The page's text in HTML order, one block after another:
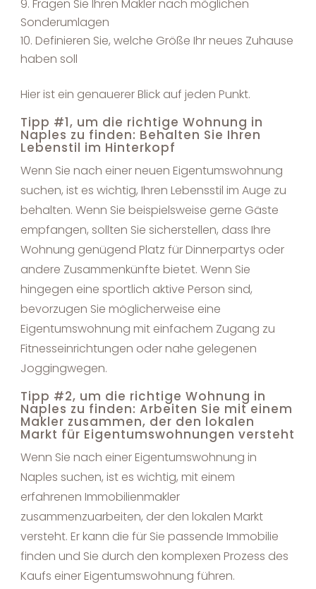
Fragen Sie Ihren Makler nach möglichen
Sonderumlagen
Definieren Sie, welche Größe Ihr neues Zuhause
haben soll
Hier ist ein genauerer Blick auf jeden Punkt.
Tipp #1, um die richtige Wohnung in
Naples zu finden: Behalten Sie Ihren
Lebenstil im Hinterkopf
Wenn Sie nach einer neuen Eigentumswohnung
suchen, ist es wichtig, Ihren Lebensstil im Auge zu
behalten. Wenn Sie beispielsweise gerne Gäste
empfangen, sollten Sie sicherstellen, dass Ihre
Wohnung genügend Platz für Dinnerpartys oder
andere Zusammenkünfte bietet. Wenn Sie
hingegen eine sportlich aktive Person sind,
bevorzugen Sie möglicherweise eine
Eigentumswohnung mit einfachem Zugang zu
Fitnesseinrichtungen oder nahe gelegenen
Joggingwegen.
Tipp #2, um die richtige Wohnung in
Naples zu finden: Arbeiten Sie mit einem
Makler zusammen, der den lokalen
Markt für Eigentumswohnungen versteht
Wenn Sie nach einer Eigentumswohnung in
Naples suchen, ist es wichtig, mit einem
erfahrenen Immobilienmakler
zusammenzuarbeiten, der den lokalen Markt
versteht. Er kann die für Sie passende Immobilie
finden und Sie durch den komplexen Prozess des
Kaufs einer Eigentumswohnung führen.